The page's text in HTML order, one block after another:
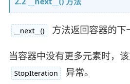
__next__() 方法返回容器的下
当容器中没有更多元素时，
StopIteration 异常。